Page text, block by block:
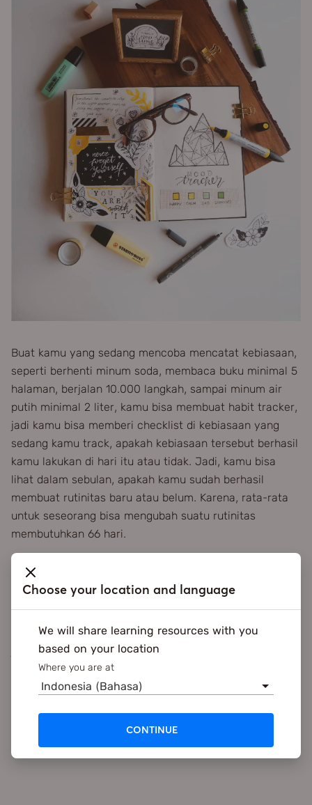
Choose your location and language
We will share learning resources with you
based on your location
Where you are at
Indonesia (Bahasa)
CONTINUE
Buat kamu yang sedang mencoba mencatat kebiasaan,
seperti berhenti minum soda, membaca buku minimal 5
halaman, berjalan 10.000 langkah, sampai minum air
putih minimal 2 liter, kamu bisa membuat habit tracker,
jadi kamu bisa memberi checklist di kebiasaan yang
sedang kamu track, apakah kebiasaan tersebut berhasil
kamu lakukan di hari itu atau tidak. Jadi, kamu bisa
lihat dalam sebulan, apakah kamu sudah berhasil
membuat rutinitas baru atau belum. Karena, rata-rata
untuk seseorang bisa mengubah suatu rutinitas
membutuhkan 66 hari.
Itu dia penjelasan singkat tentang bullet journal,
menarik banget kan? Yuk, coba untuk membuat bullet
journal sendiri! Kalau kamu ingin memulai untuk
membuat bullet journal namun masih bingung jurnal
harian seperti apa yang cocok untuk kamu, kamu bisa
Pinterest atau Instagram. Semoga kamu bisa jadi lebih